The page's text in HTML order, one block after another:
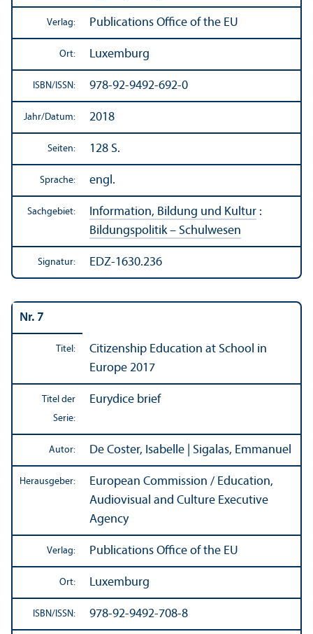
Verlag: Publications Office of the EU
Ort: Luxemburg
ISBN/ ISSN: 978-92-9492-692-0
Jahr/Datum: 2018
Seiten: 128 S.
Sprache: engl.
Sachgebiet: Information, Bildung und Kultur :
Bildungs­politik – Schulwesen
Signatur: EDZ-1630.236
Nr. 7
Titel:
Citizen­ship Education at School in
Europe 2017
Titel der
Serie:
Eurydice brief
Autor: De Coster, Isabelle | Sigalas, Emmanuel
Herausgeber:
European Commission / Education,
Audiovisual and Culture Executive
Agency
Verlag: Publications Office of the EU
Ort: Luxemburg
ISBN/ ISSN: 978-92-9492-708-8